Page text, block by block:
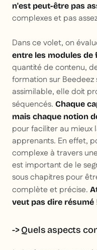
n'est peut-être pas
complexes et pas
Dans ce volet, on
entre les modules de
quantité de contenu,
formation sur
assimilable, elle doit
séquencés. Chaque
mais chaque notion
pour faciliter au mieux
apprenants. En effet,
complexe à travers
est important de le
sous chapitres pour
complète et précise.
veut pas dire résumé
-> Quels aspects